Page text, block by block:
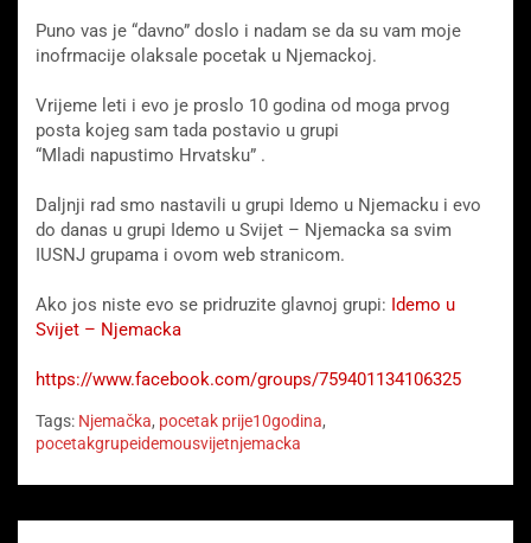
Puno vas je “davno” doslo i nadam se da su vam moje
inofrmacije olaksale pocetak u Njemackoj.
Vrijeme leti i evo je proslo 10 godina od moga prvog
posta kojeg sam tada postavio u grupi
“Mladi napustimo Hrvatsku” .
Daljnji rad smo nastavili u grupi Idemo u Njemacku i evo
do danas u grupi Idemo u Svijet – Njemacka sa svim
IUSNJ grupama i ovom web stranicom.
Ako jos niste evo se pridruzite glavnoj grupi: Idemo u
Svijet – Njemacka
https://www.facebook.com/groups/759401134106325
Tags: Njemačka, pocetak prije10godina,
pocetakgrupeidemousvijetnjemacka